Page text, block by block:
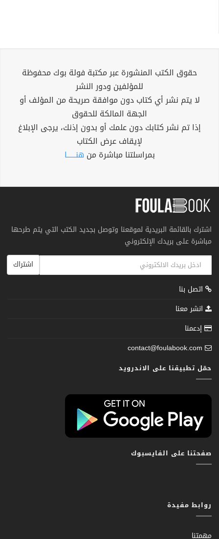
حقوق الكتب المنشورة عبر مكتبة فولة بوك محفوظة
للمؤلفين ودور النشر
لا يتم نشر أي كتاب دون موافقة صريحة من المؤلف أو
الجهة المالكة للحقوق
إذا تم نشر كتابك دون علمك أو بدون إذنك، يرجى الإبلاغ
لإيقاف عرض الكتاب
بمراسلتنا مباشرة من هنــــــا
اشترك بالقائمة البريدية لموقعنا وتوصل بجديد الكتب التي يتم طرحها
مباشرة على بريدك الإلكتروني
اشتراك
اتصل بنا
انشر معنا
إدعمنا
contact@foulabook.com
حمّل تطبيقنا على الاندرويد
صفحتنا على الفايسبوك
روابط مفيدة
مهمتنا